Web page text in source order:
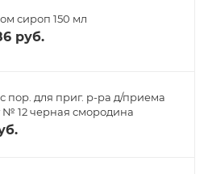
сироп 150 мл
руб.
пор. для приг. р-ра д/приема
№ 12 черная смородина